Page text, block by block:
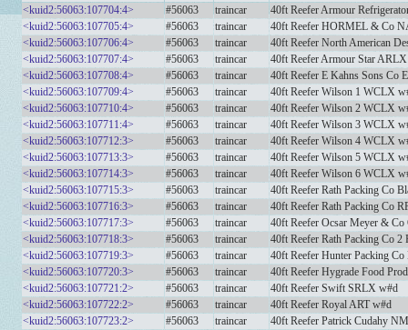
<kuid2:56063:107704:4>
#56063 traincar
40ft Reefer Armour
<kuid2:56063:107705:4>
#56063 traincar
40ft Reefer HORMEL & Co
<kuid2:56063:107706:4>
#56063 traincar
40ft Reefer North American
<kuid2:56063:107707:4>
#56063 traincar
40ft Reefer Armour Star
<kuid2:56063:107708:4>
#56063 traincar
40ft Reefer E Kahns Sons Co
<kuid2:56063:107709:4>
#56063 traincar
40ft Reefer Wilson 1 WCLX
<kuid2:56063:107710:4>
#56063 traincar
40ft Reefer Wilson 2 WCLX
<kuid2:56063:107711:4>
#56063 traincar
40ft Reefer Wilson 3 WCLX
<kuid2:56063:107712:3>
#56063 traincar
40ft Reefer Wilson 4 WCLX
<kuid2:56063:107713:3>
#56063 traincar
40ft Reefer Wilson 5 WCLX
<kuid2:56063:107714:3>
#56063 traincar
40ft Reefer Wilson 6 WCLX
<kuid2:56063:107715:3>
#56063 traincar
40ft Reefer Rath Packing Co
<kuid2:56063:107716:3>
#56063 traincar
40ft Reefer Rath Packing Co
<kuid2:56063:107717:3>
#56063 traincar
40ft Reefer Ocsar Meyer &
<kuid2:56063:107718:3>
#56063 traincar
40ft Reefer Rath Packing Co 2
<kuid2:56063:107719:3>
#56063 traincar
40ft Reefer Hunter Packing
<kuid2:56063:107720:3>
#56063 traincar
40ft Reefer Hygrade Food
<kuid2:56063:107721:2>
#56063 traincar
40ft Reefer Swift SRLX w#d
<kuid2:56063:107722:2>
#56063 traincar
40ft Reefer Royal ART w#d
<kuid2:56063:107723:2>
#56063 traincar
40ft Reefer Patrick Cudahy